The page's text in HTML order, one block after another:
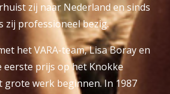
zij naar Nederland en sinds
zij professioneel bezig.
het VARA-team, Lisa Boray en
eerste prijs op het Knokke
grote werk beginnen. In 1987